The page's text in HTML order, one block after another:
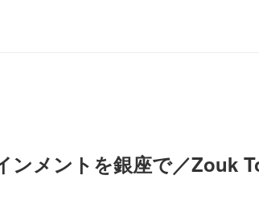
ンメントを銀座で／Zouk